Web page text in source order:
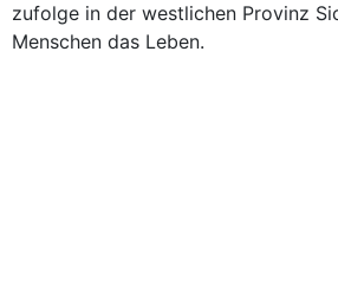
zufolge in der westlichen Provinz
Menschen das Leben.